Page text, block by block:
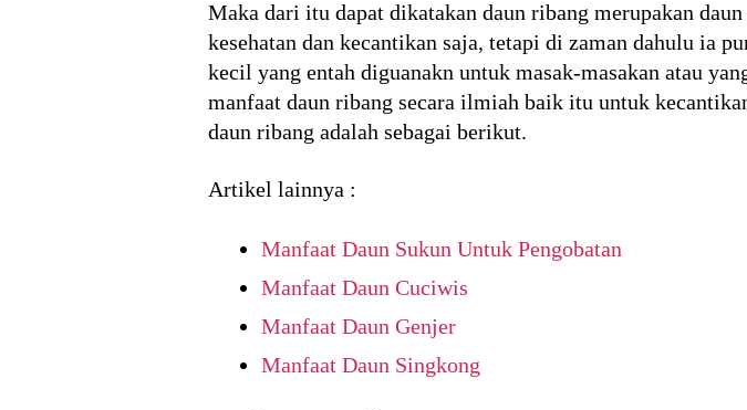
Maka dari itu dapat dikatakan daun ribang merupakan
kesehatan dan kecantikan saja, tetapi di zaman dahulu ia
kecil yang entah diguanakn untuk masak-masakan atau
manfaat daun ribang secara ilmiah baik itu untuk
daun ribang adalah sebagai berikut.
Artikel lainnya :
Manfaat Daun Sukun Untuk Pengobatan
Manfaat Daun Cuciwis
Manfaat Daun Genjer
Manfaat Daun Singkong